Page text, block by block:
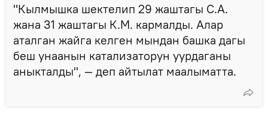
"Кылмышка шектелип 29 жаштагы С.А.
жана 31 жаштагы К.М. кармалды. Алар
аталган жайга келген мындан башка дагы
беш унаанын катализаторун уурдаганы
аныкталды", — деп айтылат маалыматта.